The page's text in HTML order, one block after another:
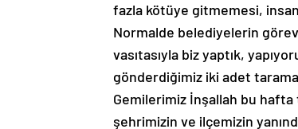
fazla kötüye gitmemesi,
Normalde belediyelerin
vasıtasıyla biz yaptık,
gönderdiğimiz iki adet
Gemilerimiz İnşallah bu hafta
şehrimizin ve ilçemizin